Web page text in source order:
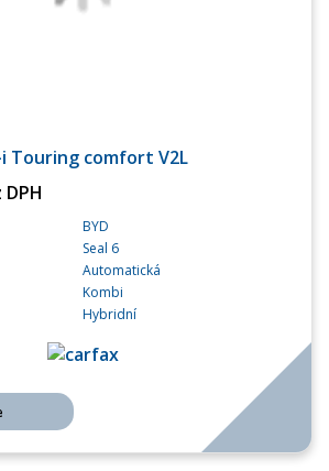
i Touring comfort V2L
DPH
BYD
Seal 6
Automatická
Kombi
Hybridní